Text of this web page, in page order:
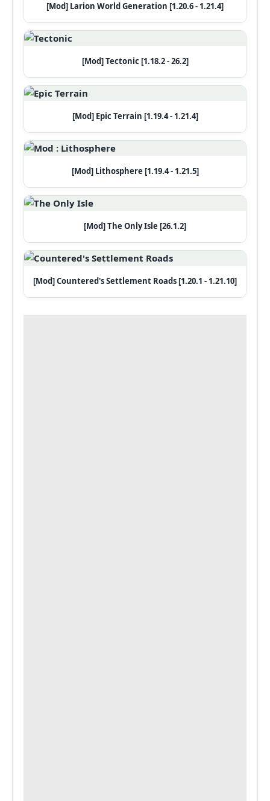
[Mod] Larion World Generation [1.20.6 - 1.21.4]
[Mod] Tectonic [1.18.2 - 26.2]
[Mod] Epic Terrain [1.19.4 - 1.21.4]
[Mod] Lithosphere [1.19.4 - 1.21.5]
[Mod] The Only Isle [26.1.2]
[Mod] Countered's Settlement Roads [1.20.1 - 1.21.10]